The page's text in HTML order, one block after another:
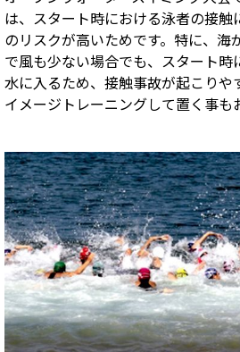
は、スタート時における泳者の接触
のリスクが高いためです。特に、海
で風も少ない場合でも、スタート時
水に入るため、接触事故が起こりや
イメージトレーニングして置く事も